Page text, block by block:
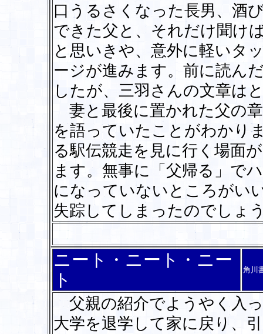
口うるさくなった長男、酒
できた父と、それだけ聞け
と思いきや、意外に軽いタ
ージが進みます。前に読ん
したが、三羽さんの文章は
妻と最後に置かれた父の
を語っていたことがわかり
る駅伝競走を見に行く場面
ます。無事に「父帰る」で
になっていないところがい
失踪してしまったのでしょ
ニート・ニート・ニー
ト
角川
父親の紹介でようやく入
大学を退学して家に戻り、